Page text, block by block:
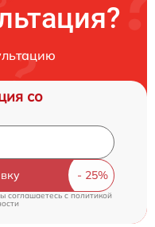
со
соглашаетесь cполитикой